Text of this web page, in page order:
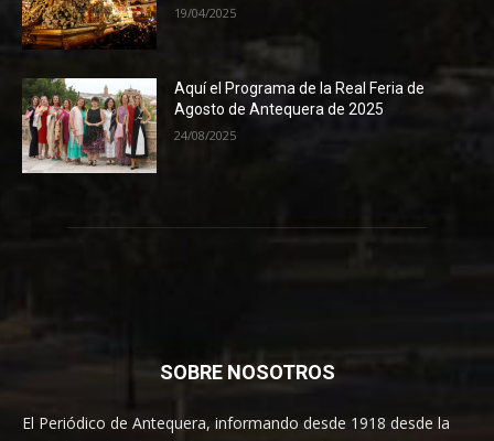
19/04/2025
Aquí el Programa de la Real Feria de
Agosto de Antequera de 2025
24/08/2025
SOBRE NOSOTROS
El Periódico de Antequera, informando desde 1918 desde la